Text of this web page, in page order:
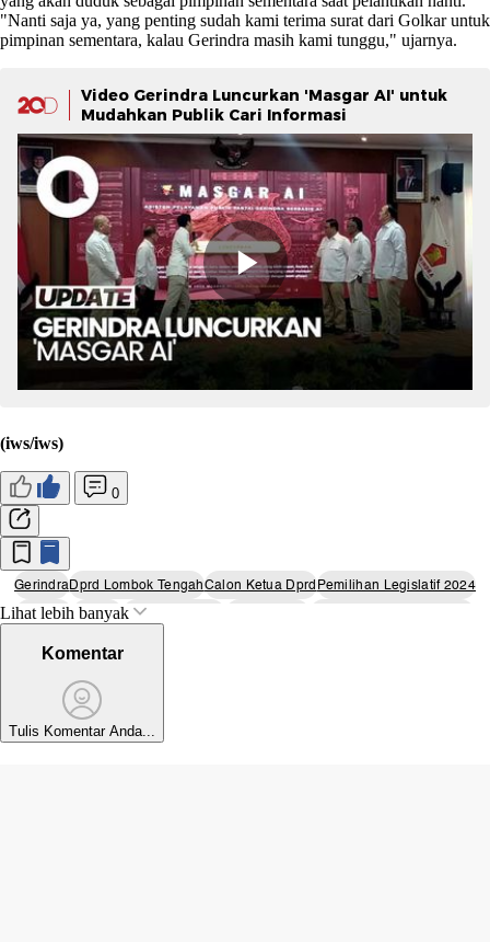
"Nanti saja ya, yang penting sudah kami terima surat dari Golkar untuk
pimpinan sementara, kalau Gerindra masih kami tunggu," ujarnya.
Video Gerindra Luncurkan 'Masgar AI' untuk
Mudahkan Publik Cari Informasi
(iws/iws)
0
GerindraDprd Lombok TengahCalon Ketua DprdPemilihan Legislatif 2024
M TauhidMuhalipMuhamad Nasib
Lihat lebih banyak
Komentar
Tulis Komentar Anda...